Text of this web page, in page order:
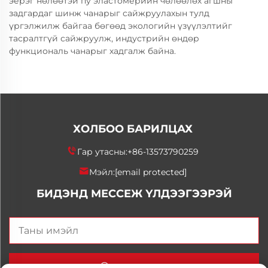
задгардаг шинж чанарыг сайжруулахын тулд
үргэлжилж байгаа бөгөөд экологийн үзүүлэлтийг
тасралтгүй сайжруулж, индустрийн өндөр
функциональ чанарыг хадгалж байна.
ХОЛБОО БАРИЛЦАХ
Гар утасны:+86-13573790259
Мэйл:[email protected]
БИДЭНД МЕССЕЖ ҮЛДЭЭГЭЭРЭЙ